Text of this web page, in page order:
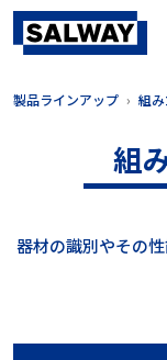
製品ラインアップ 組
組
器材の識別やその